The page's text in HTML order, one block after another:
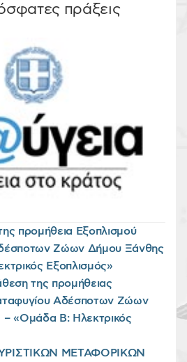
πράξεις
προμήθεια Εξοπλισμού
Ζώων Δήμου Ξάνθης
Εξοπλισμός»
της προμήθειας
Αδέσποτων Ζώων
«Ομάδα Β: Ηλεκτρικός
ΜΕΤΑΦΟΡΙΚΩΝ